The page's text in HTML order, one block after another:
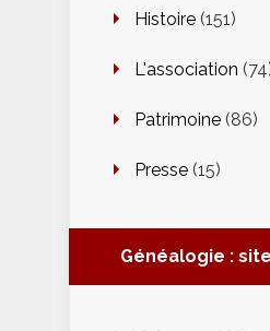
Histoire (151)
L'association
Patrimoine (86)
Presse (15)
Généalogie :